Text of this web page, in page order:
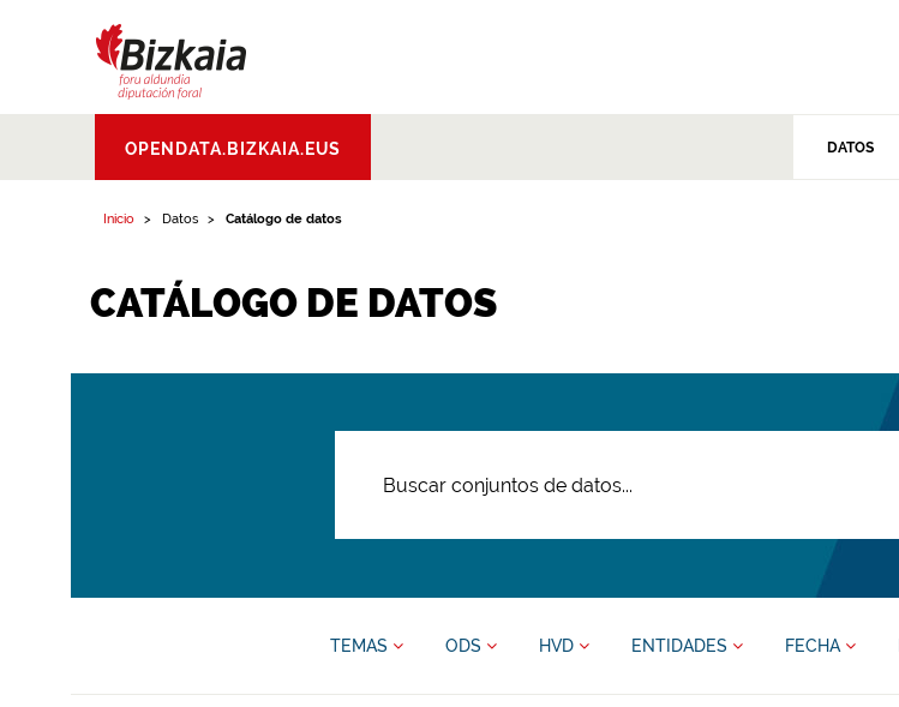
Aldundia.Diputacion
Foral de Bizkaia
OPENDATA.BIZKAIA.EUS DATOS
Inicio Datos Catálogo de datos
CATÁLOGO DE DATOS
TEMAS ODS HVD ENTIDADES FECHA